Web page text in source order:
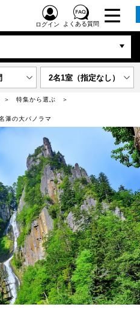
ログイン よくある質問
2名1室（指定なし）
特集から選ぶ
瀑の大パノラマ